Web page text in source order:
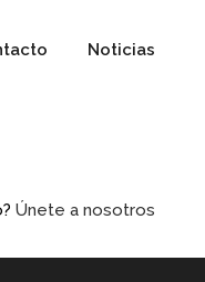
Noticias
Únete a nosotros